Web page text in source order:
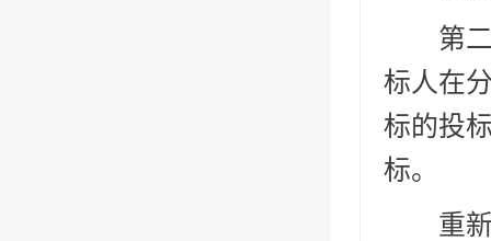
第二
标人在
标的投
标。
重新